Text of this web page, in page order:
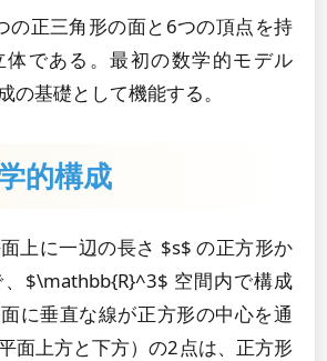
の正三角形の面と6つの頂点を持
である。最初の数学的モデル
の基礎として機能する。
的構成
上に一辺の長さ $s$ の正方形か
$\mathbb{R}^3$ 空間内で構成
に垂直な線が正方形の中心を通
面上方と下方）の2点は、正方形